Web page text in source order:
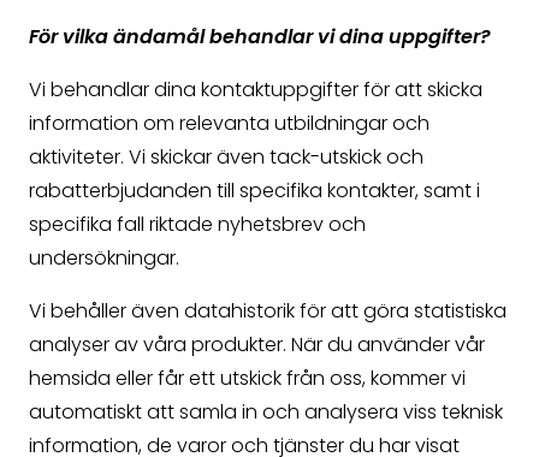
För vilka ändamål behandlar vi dina uppgifter?
Vi behandlar dina kontaktuppgifter för att skicka
information om relevanta utbildningar och
aktiviteter. Vi skickar även tack-utskick och
rabatterbjudanden till specifika kontakter, samt i
specifika fall riktade nyhetsbrev och
undersökningar.
Vi behåller även datahistorik för att göra statistiska
analyser av våra produkter. När du använder vår
hemsida eller får ett utskick från oss, kommer vi
automatiskt att samla in och analysera viss teknisk
information, de varor och tjänster du har visat